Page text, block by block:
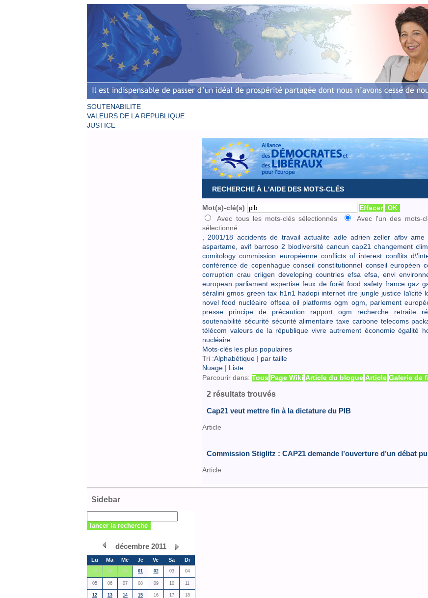
SOUTENABILITE
VALEURS DE LA REPUBLIQUE
JUSTICE
RECHERCHE À L'AIDE DES MOTS-CLÉS
Mot(s)-clé(s)
Effacer
Avec tous les mots-clés sélectionnés
Avec l'un des mots-
sélectionné
, 2001/18 accidents de travail actualite adle adrien zeller afbv ame
aspartame, avif barroso 2 biodiversité cancun cap21 changement
comitology commission européenne conflicts of interest conflits
conférence de copenhague conseil constitutionnel conseil européen
corruption crau criigen developing countries efsa efsa, envi
european parliament expertise feux de forêt food safety france gaz
séralini gmos green tax h1n1 hadopi internet itre jungle justice laïcité
novel food nucléaire offsea oil platforms ogm ogm, parlement
presse
principe de précaution rapport ogm recherche retraite
soutenabilité sécurité sécurité alimentaire taxe carbone telecoms
télécom valeurs de la république vivre autrement économie égalité
nucléaire
Mots-clés les plus populaires
Tri :Alphabétique
par taille
Nuage
Liste
Parcourir dans: Tous Page Wiki Article du blogue Article Galerie de
2 résultats trouvés
Cap21 veut mettre fin à la dictature du PIB
Article
Commission Stiglitz : CAP21 demande l’ouverture d’un débat
Article
Sidebar
décembre 2011
Lu Ma Me Je Ve Sa Di
28 29 30 01 02 03 04
05 06 07 08 09 10 11
12 13 14 15 16 17 18